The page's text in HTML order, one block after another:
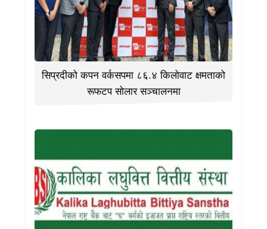
सिप्रदीको कपन वर्कसपमा ८६.४ किलोवाट क्षमताको
रूफटप सोलार सञ्चालनमा